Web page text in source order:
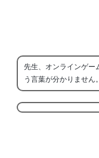
先生、オンラインゲー
う言葉が分かりません。